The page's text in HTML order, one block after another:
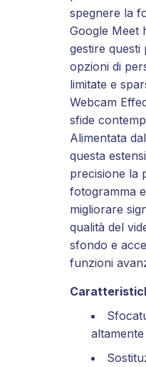
spegnere la
Google Meet
gestire questi
opzioni di
limitate e
Webcam
sfide
Alimentata
questa
precisione la
fotogramma
migliorare
qualità del
sfondo e
funzioni